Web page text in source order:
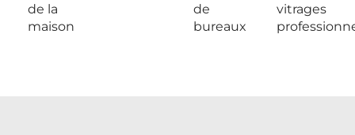
de la
maison
de
bureaux
vitrages